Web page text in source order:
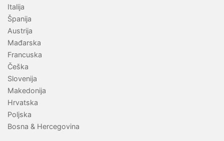
Italija
Španija
Austrija
Mađarska
Francuska
Češka
Slovenija
Makedonija
Hrvatska
Poljska
Bosna & Hercegovina